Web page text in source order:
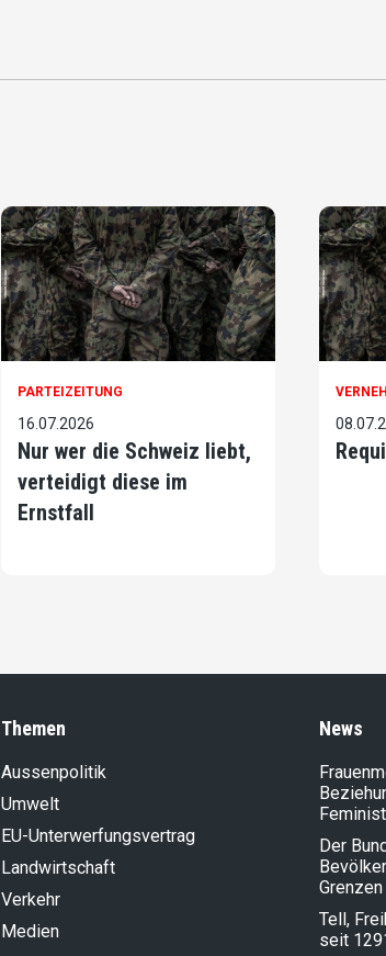
PARTEIZEITUNG
16.07.2026
Nur wer die Schweiz liebt,
verteidigt diese im
Ernstfall
Themen
Aussenpolitik
Umwelt
EU-Unterwerfungsvertrag
Landwirt­schaft
Verkehr
Medien
News
Der
Tell,
seit